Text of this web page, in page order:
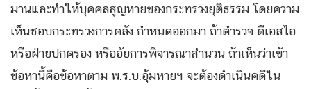
มานและทําให้บุคคลสูญหายของกระทรวงยุติธรรม โดยความ
เห็นชอบกระทรวงการคลัง กําหนดออกมา ถ้าตํารวจ ดีเอสไอ
หรือฝ่ายปกครอง หรืออัยการพิจารณาสํานวน ถ้าเห็นว่าเข้า
ข้อหานี้คือข้อหาตาม พ.ร.บ.อุ้มหายฯ จะต้องดําเนินคดีใน